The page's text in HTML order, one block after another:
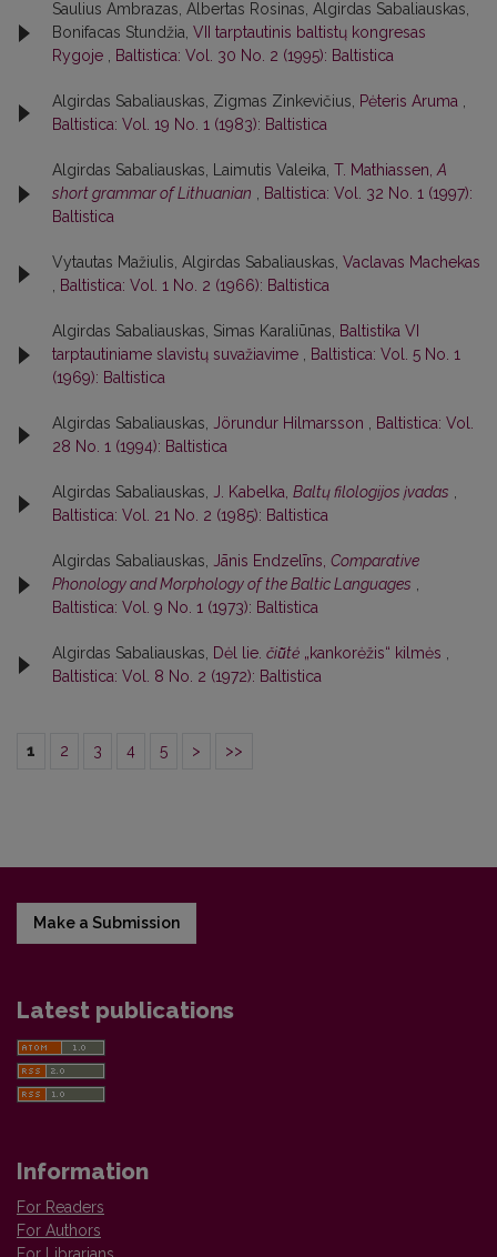
Saulius Ambrazas, Albertas Rosinas, Algirdas Sabaliauskas,
Bonifacas Stundžia, VII tarptautinis baltistų kongresas
Rygoje
Baltistica: Vol. 30 No. 2 (1995): Baltistica
Algirdas Sabaliauskas, Zigmas Zinkevičius, Pėteris Aruma
Baltistica: Vol. 19 No. 1 (1983): Baltistica
Algirdas Sabaliauskas, Laimutis Valeika, T. Mathiassen, A
short grammar of Lithuanian
Baltistica: Vol. 32 No. 1 (1997):
Baltistica
Vytautas Mažiulis, Algirdas Sabaliauskas, Vaclavas Machekas
Baltistica: Vol. 1 No. 2 (1966): Baltistica
Algirdas Sabaliauskas, Simas Karaliūnas,
Baltistika VI
tarptautiniame slavistų suvažiavime
Baltistica: Vol. 5 No. 1
(1969): Baltistica
Algirdas Sabaliauskas, Jörundur Hilmarsson
Baltistica: Vol.
28 No. 1 (1994): Baltistica
Algirdas Sabaliauskas, J. Kabelka, Baltų filologijos įvadas
Baltistica: Vol. 21 No. 2 (1985): Baltistica
Algirdas Sabaliauskas, Jānis Endzelīns, Comparative
Phonology and Morphology of the Baltic Languages
Baltistica: Vol. 9 No. 1 (1973): Baltistica
Algirdas Sabaliauskas, Dėl lie. čiū̃tė „kankorėžis“ kilmės
Baltistica: Vol. 8 No. 2 (1972): Baltistica
1 2 3 4 5 > >>
Make a Submission
Latest publications
Information
For Readers
For Authors